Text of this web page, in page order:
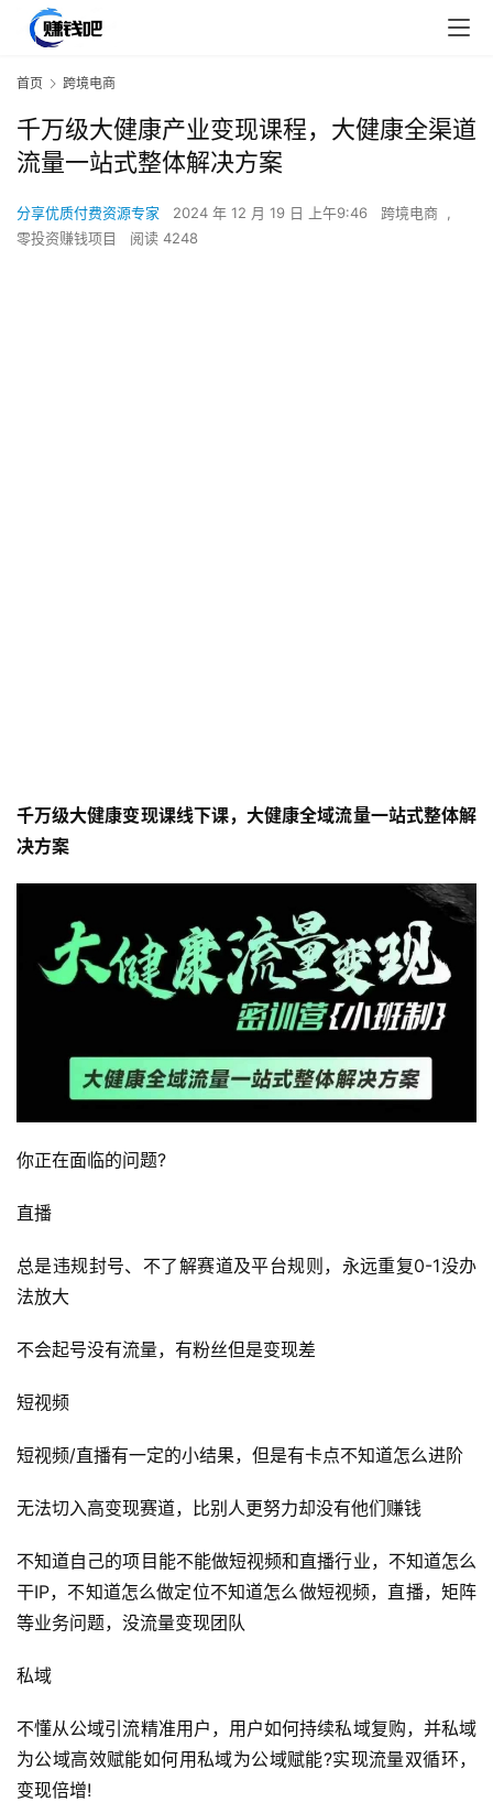
首页 跨境电商
千万级大健康产业变现课程，大健康全渠道
流量一站式整体解决方案
分享优质付费资源专家 2024 年 12 月 19 日 上午9:46 跨境电商 ,
零投资赚钱项目
阅读 4248
千万级大健康变现课线下课，大健康全域流量一站式整体解
决方案
你正在面临的问题?
直播
总是违规封号、不了解赛道及平台规则，永远重复0-1没办
法放大
不会起号没有流量，有粉丝但是变现差
短视频
短视频/直播有一定的小结果，但是有卡点不知道怎么进阶
无法切入高变现赛道，比别人更努力却没有他们赚钱
不知道自己的项目能不能做短视频和直播行业，不知道怎么
干IP，不知道怎么做定位不知道怎么做短视频，直播，矩阵
等业务问题，没流量变现团队
私域
不懂从公域引流精准用户，用户如何持续私域复购，并私域
为公域高效赋能如何用私域为公域赋能?实现流量双循环，
变现倍增!